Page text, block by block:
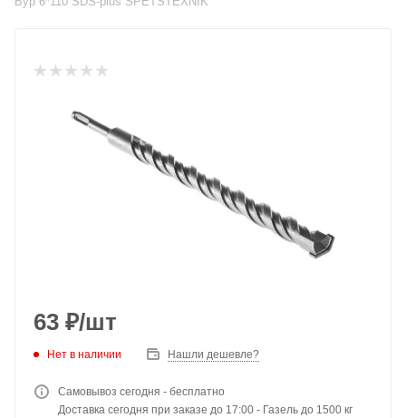
63 ₽/шт
Нет в наличии Нашли дешевле?
Самовывоз сегодня - бесплатно
Доставка сегодня при заказе до 17:00 - Газель до 1500 кг